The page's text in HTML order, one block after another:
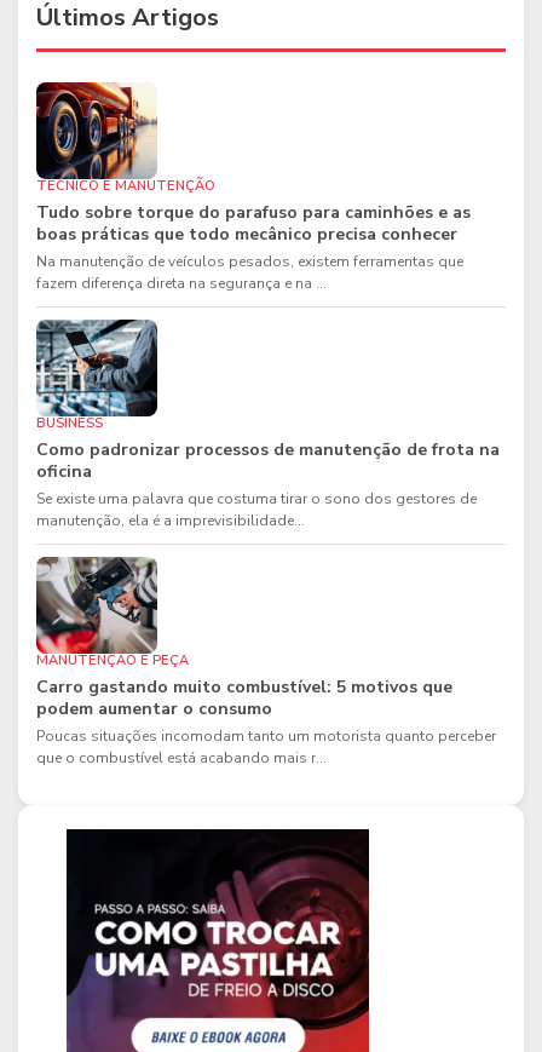
Últimos Artigos
TÉCNICO E MANUTENÇÃO
Tudo sobre torque do parafuso para caminhões e as
boas práticas que todo mecânico precisa conhecer
Na manutenção de veículos pesados, existem ferramentas que
fazem diferença direta na segurança e na ...
BUSINESS
Como padronizar processos de manutenção de frota na
oficina
Se existe uma palavra que costuma tirar o sono dos gestores de
manutenção, ela é a imprevisibilidade...
MANUTENÇÃO E PEÇA
Carro gastando muito combustível: 5 motivos que
podem aumentar o consumo
Poucas situações incomodam tanto um motorista quanto perceber
que o combustível está acabando mais r...